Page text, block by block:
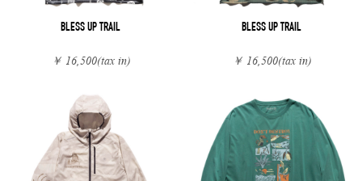
BLESS UP TRAIL
￥ 16,500(tax in)
BLESS UP TRAIL
￥ 16,500(tax in)